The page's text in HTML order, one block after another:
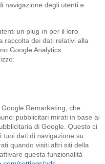
navigazione degli utenti e
un plug-in per il loro
raccolta dei dati relativi alla
Google Analytics.
Remarketing, che
pubblicitari mirati in base ai
di Google. Questo ci
tuoi dati di navigazione su
quando visiti altri siti della
questa funzionalità